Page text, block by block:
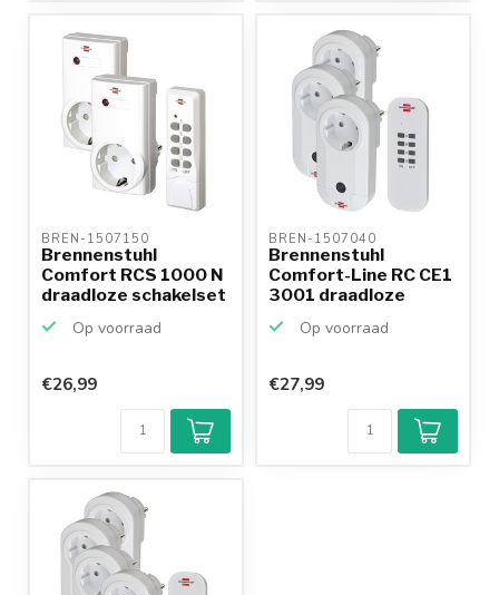
BREN-1507150
Brennenstuhl
Comfort RCS 1000 N
draadloze schakelset
Op voorraad
€26,99
BREN-1507040
Brennenstuhl
Comfort-Line RC CE1
3001 draadloze
Op voorraad
€27,99